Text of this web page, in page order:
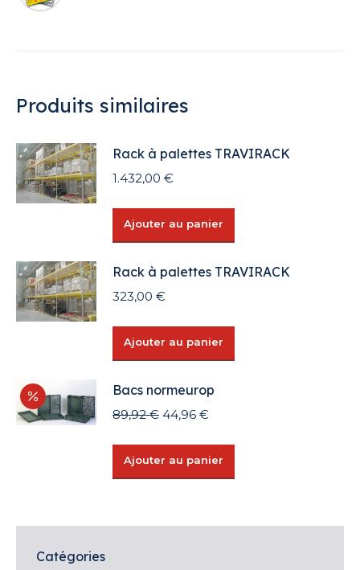
Produits similaires
Rack à palettes TRAVIRACK
1.432,00 €
Ajouter au panier
Rack à palettes TRAVIRACK
323,00 €
Ajouter au panier
Bacs normeurop
89,92€ Le
était :
44,96 €
actuel
est :
Ajouter au panier
Catégories